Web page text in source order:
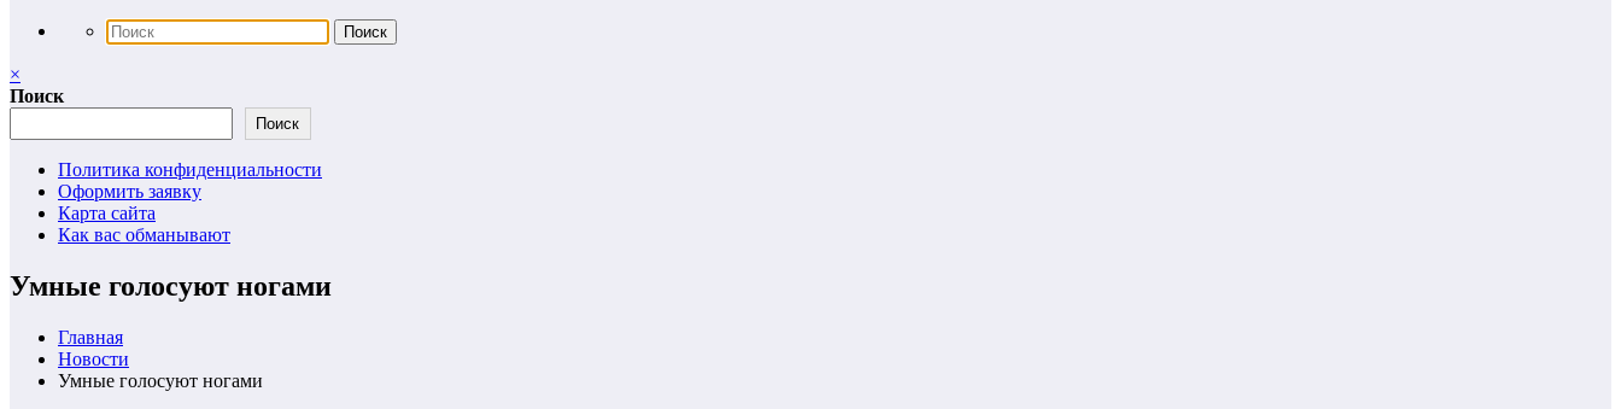
×
Поиск
Поиск
Политика конфиденциальности
Оформить заявку
Карта сайта
Как вас обманывают
Умные голосуют ногами
Главная
Новости
Умные голосуют ногами